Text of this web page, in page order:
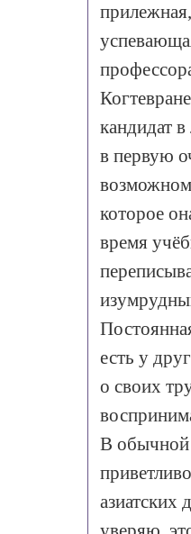
кандидат
в первую
которое
время
есть у
о своих
В обычной
азиатских